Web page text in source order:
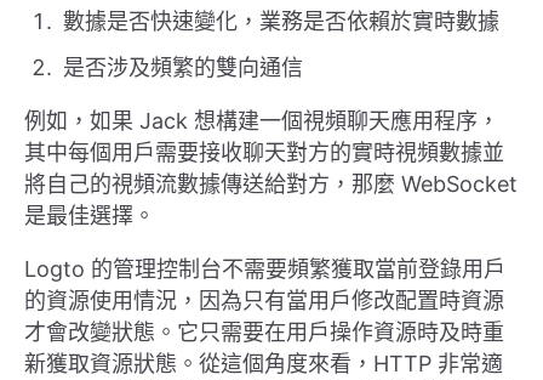
數據是否快速變化，業務是否依賴於實時數據
是否涉及頻繁的雙向通信
例如，如果 Jack 想構建一個視頻聊天應用程序，
其中每個用戶需要接收聊天對方的實時視頻數據並
將自己的視頻流數據傳送給對方，那麼 WebSocket
是最佳選擇。
Logto 的管理控制台不需要頻繁獲取當前登錄用戶
的資源使用情況，因為只有當用戶修改配置時資源
才會改變狀態。它只需要在用戶操作資源時及時重
新獲取資源狀態。從這個角度來看，HTTP 非常適